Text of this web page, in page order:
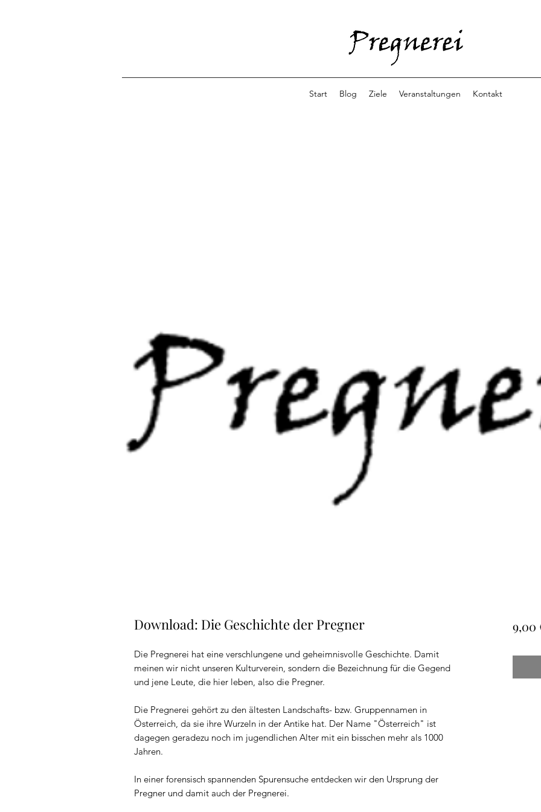
Start Blog Ziele Veranstaltungen Kontakt
Download: Die Geschichte der Pregner
Die Pregnerei hat eine verschlungene und geheimnisvolle Geschichte. Damit
meinen wir nicht unseren Kulturverein, sondern die Bezeichnung für die Gegend
und jene Leute, die hier leben, also die Pregner.
Die Pregnerei gehört zu den ältesten Landschafts- bzw. Gruppennamen in
Österreich, da sie ihre Wurzeln in der Antike hat. Der Name "Österreich" ist
dagegen geradezu noch im jugendlichen Alter mit ein bisschen mehr als 1000
Jahren.
In einer forensisch spannenden Spurensuche entdecken wir den Ursprung der
Pregner und damit auch der Pregnerei.
9,00